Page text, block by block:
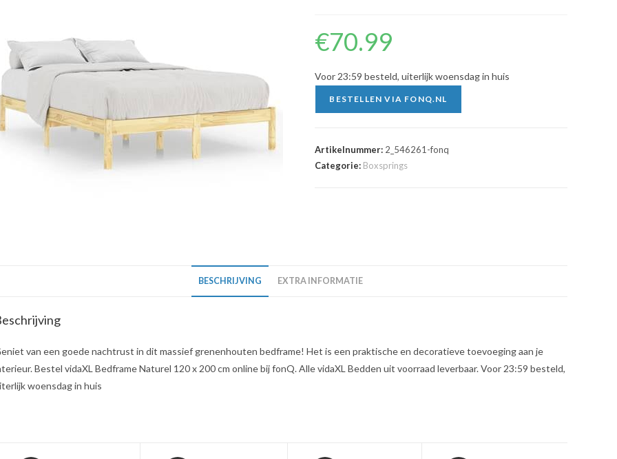
€70.99
Voor 23:59 besteld, uiterlijk woensdag in huis
BESTELLEN VIA FONQ.NL
Artikelnummer: 2_546261-fonq
Categorie: Boxsprings
BESCHRIJVING EXTRA INFORMATIE
van een goede nachtrust in dit massief grenenhouten bedframe! Het is een praktische en decoratieve toevoeging aan je
Bestel vidaXL Bedframe Naturel 120 x 200 cm online bij fonQ. Alle vidaXL Bedden uit voorraad leverbaar. Voor 23:59 besteld,
woensdag in huis